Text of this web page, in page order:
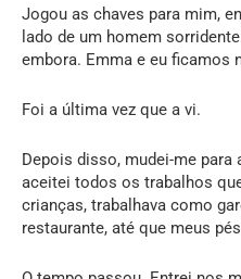
Jogou as chaves para mim,
lado de um homem
embora. Emma e eu ficamos
Foi a última vez que a vi.
Depois disso, mudei-me
aceitei todos os trabalhos
crianças, trabalhava como
restaurante, até que meus